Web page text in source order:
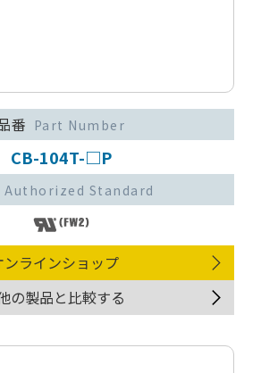
番 Part Number
CB-104T-□P
Authorized Standard
ンラインショップ
の製品と比較する